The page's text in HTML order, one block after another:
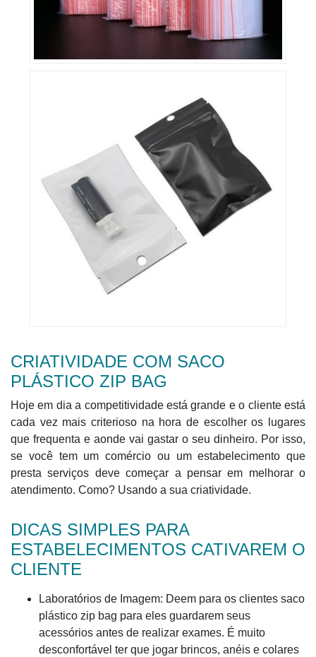
CRIATIVIDADE COM SACO
PLÁSTICO ZIP BAG
Hoje em dia a competitividade está grande e o cliente está
cada vez mais criterioso na hora de escolher os lugares
que frequenta e aonde vai gastar o seu dinheiro. Por isso,
se você tem um comércio ou um estabelecimento que
presta serviços deve começar a pensar em melhorar o
atendimento. Como? Usando a sua criatividade.
DICAS SIMPLES PARA
ESTABELECIMENTOS CATIVAREM O
CLIENTE
Laboratórios de Imagem: Deem para os clientes saco
plástico zip bag para eles guardarem seus
acessórios antes de realizar exames. É muito
desconfortável ter que jogar brincos, anéis e colares